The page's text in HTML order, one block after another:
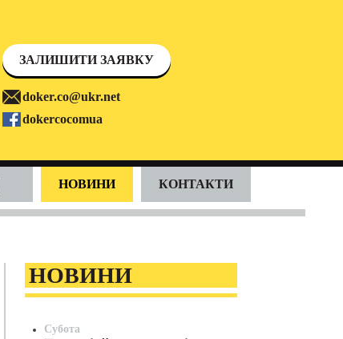
ЗАЛИШИТИ ЗАЯВКУ
doker.co@ukr.net
dokercocomua
НОВИНИ КОНТАКТИ
НОВИНИ
Субота